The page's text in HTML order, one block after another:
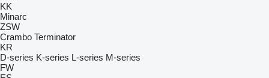
KK
Minarc
ZSW
Crambo Terminator
KR
D-series K-series L-series M-series
FW